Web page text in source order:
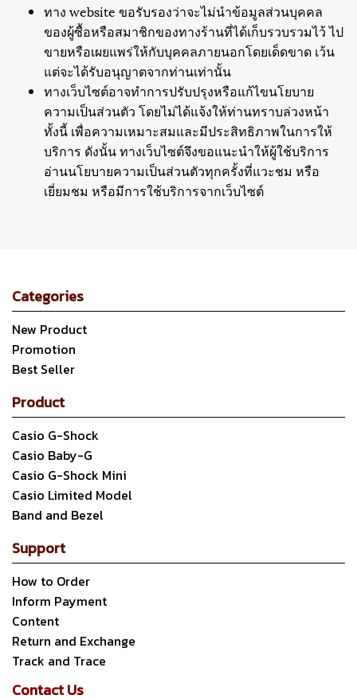
ทาง website ขอรับรองว่าจะไม่นำข้อมูลส่วนบุคคล
ของผู้ซื้อหรือสมาชิกของทางร้านที่ได้เก็บรวบรวมไว้ ไป
ขายหรือเผยแพร่ให้กับบุคคลภายนอกโดยเด็ดขาด เว้น
แต่จะได้รับอนุญาตจากท่านเท่านั้น
ทางเว็บไซต์อาจทำการปรับปรุงหรือแก้ไขนโยบาย
ความเป็นส่วนตัว โดยไม่ได้แจ้งให้ท่านทราบล่วงหน้า
ทั้งนี้ เพื่อความเหมาะสมและมีประสิทธิภาพในการให้
บริการ ดังนั้น ทางเว็บไซต์จึงขอแนะนำให้ผู้ใช้บริการ
อ่านนโยบายความเป็นส่วนตัวทุกครั้งที่แวะชม หรือ
เยี่ยมชม หรือมีการใช้บริการจากเว็บไซต์
Categories
New Product
Promotion
Best Seller
Product
Casio G-Shock
Casio Baby-G
Casio G-Shock Mini
Casio Limited Model
Band and Bezel
Support
How to Order
Inform Payment
Content
Return and Exchange
Track and Trace
Contact Us